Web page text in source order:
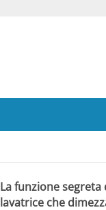
La funzione segreta
lavatrice che